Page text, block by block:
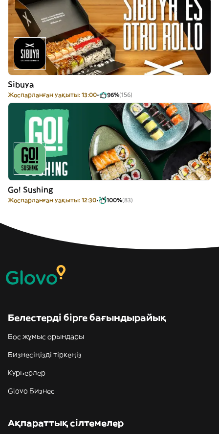
Sibuya
Жоспарланған уақыты: 13:00 96%(156)
Go! Sushing
Жоспарланған уақыты: 12:30 100%(83)
Белестерді бірге бағындырайық
Бос жұмыс орындары
Бизнесіңізді тіркеңіз
Курьерлер
Glovo Бизнес
Ақпараттық сілтемелер